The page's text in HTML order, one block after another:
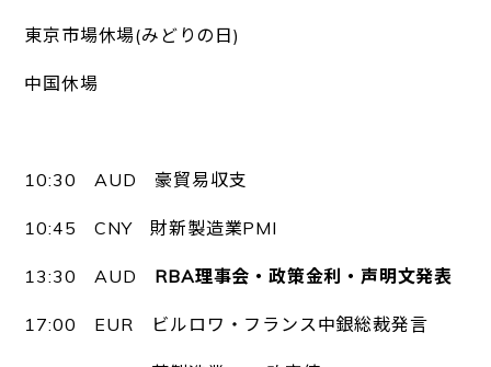
東京市場休場(みどりの日)
中国休場
10:30 AUD 豪貿易収支
10:45 CNY 財新製造業PMI
13:30 AUD RBA理事会・政策金利・声明文発表
17:00 EUR ビルロワ・フランス中銀総裁発言